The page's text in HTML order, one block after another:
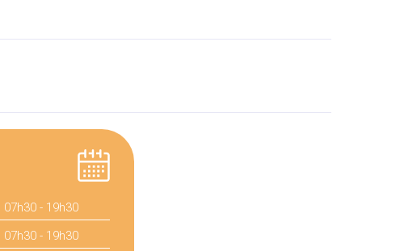
07h30 - 19h30
07h30 - 19h30